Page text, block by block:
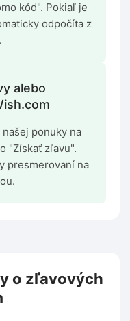
kód". Pokiaľ je
odpočíta z
alebo
ponuky na
"Získať zľavu".
presmerovaní na
o zľavových